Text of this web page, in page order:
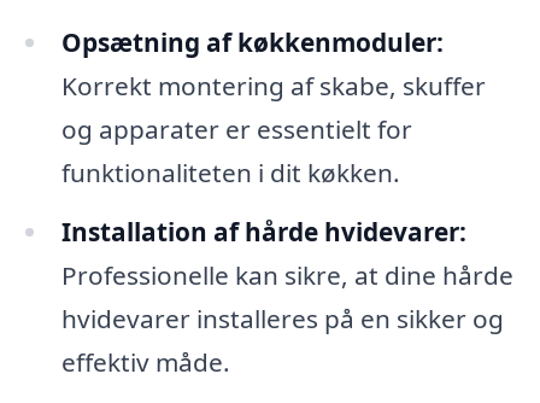
Opsætning af køkkenmoduler:
Korrekt montering af skabe, skuffer
og apparater er essentielt for
funktionaliteten i dit køkken.
Installation af hårde hvidevarer:
Professionelle kan sikre, at dine hårde
hvidevarer installeres på en sikker og
effektiv måde.